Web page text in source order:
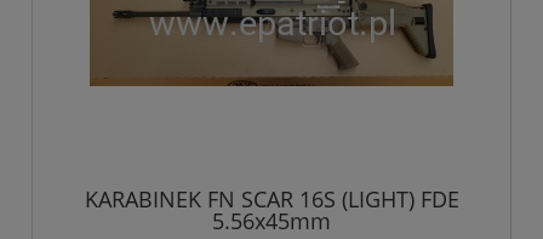
KARABINEK FN SCAR 16S (LIGHT) FDE
5.56x45mm